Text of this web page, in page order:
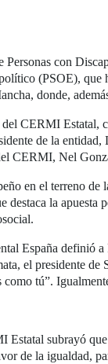
Personas con
(PSOE), que
donde,
CERMI
de la entidad,
CERMI, Nel
en el terreno
destaca la
España definió
el presidente
tú”.
subrayó
de la igualdad,